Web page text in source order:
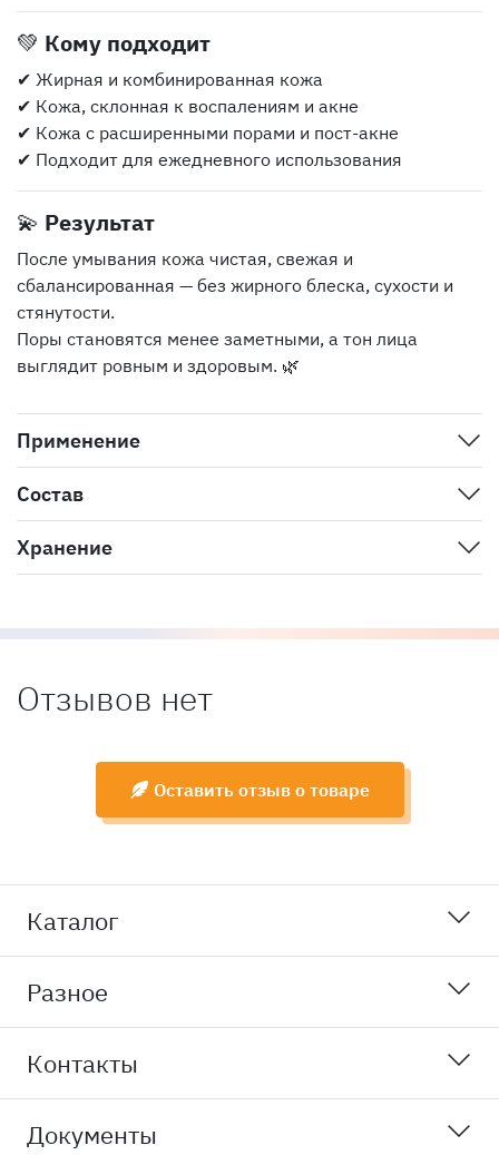
💚 Кому подходит
✔ Жирная и комбинированная кожа
✔ Кожа, склонная к воспалениям и акне
✔ Кожа с расширенными порами и пост-акне
✔ Подходит для ежедневного использования
💫 Результат
После умывания кожа чистая, свежая и
сбалансированная — без жирного блеска, сухости и
стянутости.
Поры становятся менее заметными, а тон лица
выглядит ровным и здоровым. 🌿
Применение
Состав
Хранение
Отзывов нет
Оставить отзыв о товаре
Каталог
Разное
Контакты
Документы